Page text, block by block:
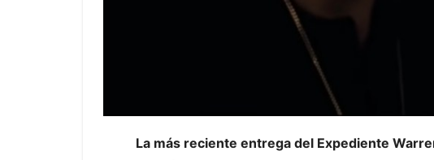
La más reciente entrega del Expediente